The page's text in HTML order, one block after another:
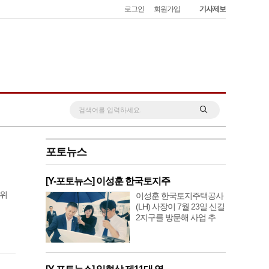
로그인 회원가입 기사제보
포토뉴스
[Y-포토뉴스] 이성훈 한국토지주
이성훈 한국토지주택공사
(LH) 사장이 7월 23일 신길
2지구를 방문해 사업 추